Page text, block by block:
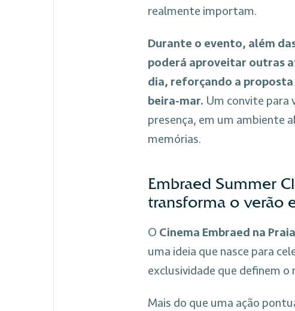
realmente importam.
Durante o evento, além
poderá aproveitar outras
dia, reforçando a proposta
beira-mar. Um convite para
presença, em um ambiente
memórias.
Embraed Summer
transforma o verão
O Cinema Embraed na
uma ideia que nasce para
exclusividade que definem o
Mais do que uma ação